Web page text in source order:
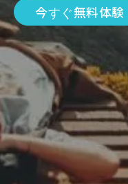
今すぐ無料体験